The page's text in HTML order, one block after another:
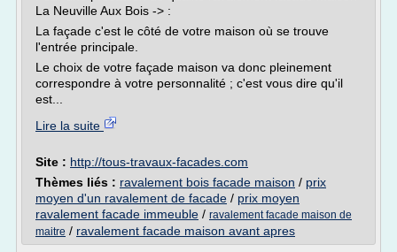
La Neuville Aux Bois -> :
La façade c'est le côté de votre maison où se trouve
l'entrée principale.
Le choix de votre façade maison va donc pleinement
correspondre à votre personnalité ; c'est vous dire qu'il
est...
Lire la suite
Site : http://tous-travaux-facades.com
Thèmes liés : ravalement bois facade maison / prix
moyen d'un ravalement de facade / prix moyen
ravalement facade immeuble / ravalement facade maison de
maitre / ravalement facade maison avant apres